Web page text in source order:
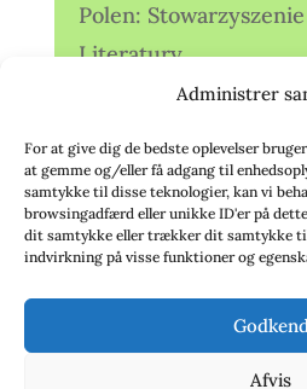
Administrer
For at give dig de bedste oplevelser
at gemme og/eller få adgang til
samtykke til disse teknologier, kan vi
browsingadfærd eller unikke ID'er på
dit samtykke eller trækker dit samtykke
indvirkning på visse funktioner og
Godkend
Afvis
Polen:
Literatury
Storbritannien:
Association (TA)
Sverige:
Sverige:
deutschsprachiger